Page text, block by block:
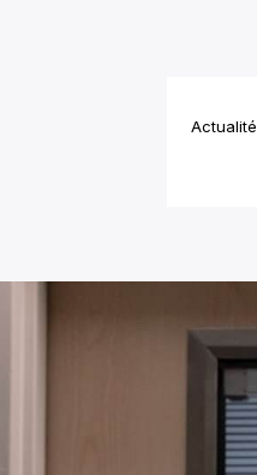
Actualité